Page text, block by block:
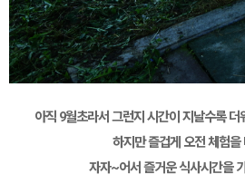
아직 9월초라서 그런지 시간이 지날수록
하지만 즐겁게 오전 체험
자자~어서 즐거운 식사시간을